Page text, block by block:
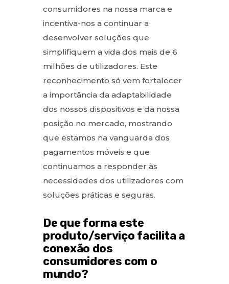
consumidores na nossa marca e
incentiva-nos a continuar a
desenvolver soluções que
simplifiquem a vida dos mais de 6
milhões de utilizadores. Este
reconhecimento só vem fortalecer
a importância da adaptabilidade
dos nossos dispositivos e da nossa
posição no mercado, mostrando
que estamos na vanguarda dos
pagamentos móveis e que
continuamos a responder às
necessidades dos utilizadores com
soluções práticas e seguras.
De que forma este
produto/serviço facilita a
conexão dos
consumidores com o
mundo?